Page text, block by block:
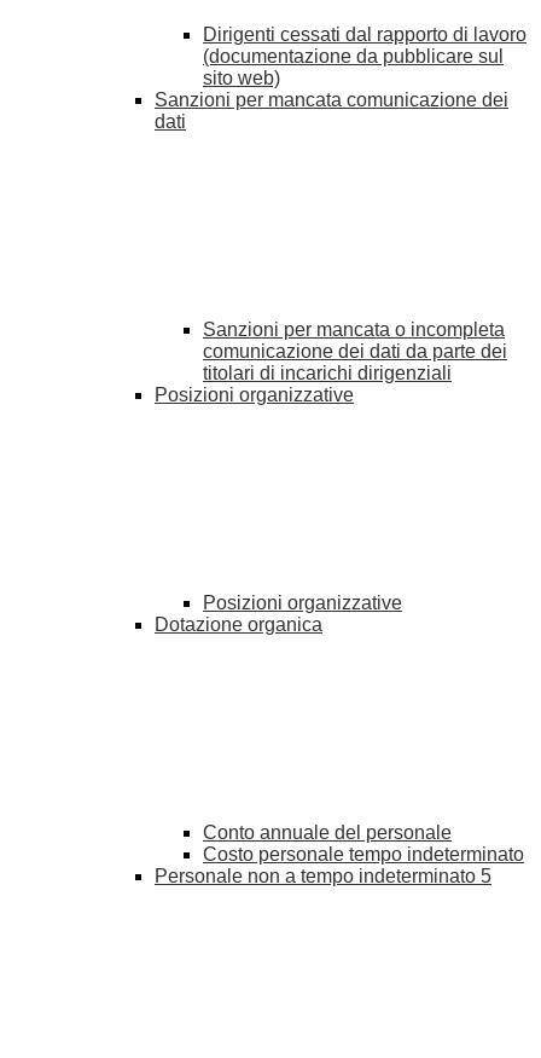
Dirigenti cessati dal rapporto di lavoro
(documentazione da pubblicare sul
sito web)
Sanzioni per mancata comunicazione dei
dati
Sanzioni per mancata o incompleta
comunicazione dei dati da parte dei
titolari di incarichi dirigenziali
Posizioni organizzative
Posizioni organizzative
Dotazione organica
Conto annuale del personale
Costo personale tempo indeterminato
Personale non a tempo indeterminato 5